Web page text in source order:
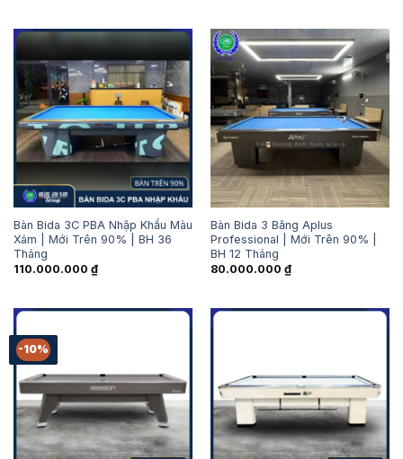
Bàn Bida 3C PBA Nhập Khẩu Màu
Xám | Mới Trên 90% | BH 36
Tháng
110.000.000 ₫
Bàn Bida 3 Băng Aplus
Professional | Mới Trên 90% |
BH 12 Tháng
80.000.000 ₫
-10%